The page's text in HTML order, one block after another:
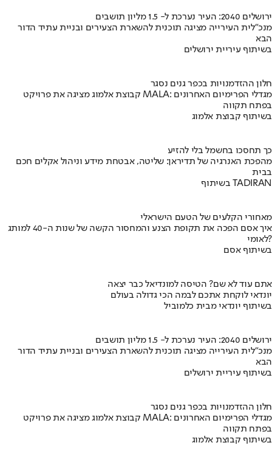
ירושלים 2040: העיר נערכת ל- 1.5 מליון תושבים
מנכ"לית העירייה מציגה תוכנית להשארת הצעירים ובניית עתיד הדור
הבא
בשיתוף עיריית ירושלים
חלון ההזדמנויות בכפר גנים נסגר
קבוצת אלמוג מציגה את פרויקט MALA: מגדלי הפרימיום האחרונים
בפתח תקווה
בשיתוף קבוצת אלמוג
כך תחסכו בחשמל בלי להזיע
מהפכת האנרגיה של תדיראן: שליטה, אבטחת מידע וניהול אקלים חכם
בבית
בשיתוף TADIRAN
מאחורי הקלעים של הטעם הישראלי
איך אסם הפכה את תקופת הצנע והמחסור הקשה של שנות ה-40 למותג
לאומי?
בשיתוף אסם
אתם עוד לא שם? הטיסה למונדיאל כבר יצאה
יונדאי לוקחת אתכם לבמה הכי גדולה בעולם
בשיתוף יונדאי מבית כלמוביל
ירושלים 2040: העיר נערכת ל- 1.5 מליון תושבים
מנכ"לית העירייה מציגה תוכנית להשארת הצעירים ובניית עתיד הדור
הבא
בשיתוף עיריית ירושלים
חלון ההזדמנויות בכפר גנים נסגר
קבוצת אלמוג מציגה את פרויקט MALA: מגדלי הפרימיום האחרונים
בפתח תקווה
בשיתוף קבוצת אלמוג